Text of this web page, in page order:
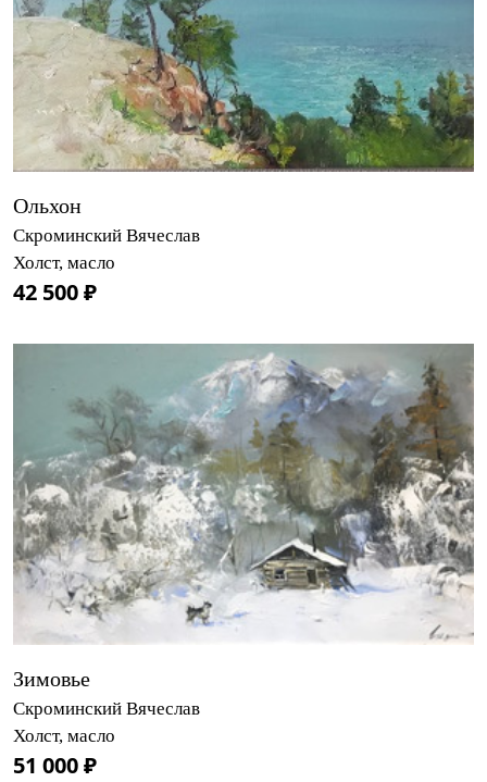
Ольхон
Скроминский Вячеслав
Холст, масло
42 500 ₽
Зимовье
Скроминский Вячеслав
Холст, масло
51 000 ₽